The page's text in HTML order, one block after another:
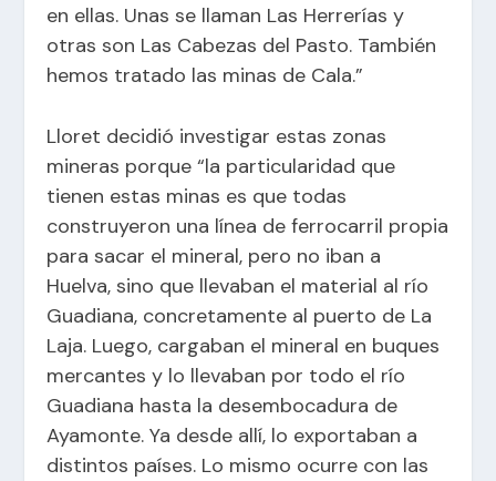
en ellas. Unas se llaman Las Herrerías y
otras son Las Cabezas del Pasto. También
hemos tratado las minas de Cala.”
Lloret decidió investigar estas zonas
mineras porque “la particularidad que
tienen estas minas es que todas
construyeron una línea de ferrocarril propia
para sacar el mineral, pero no iban a
Huelva, sino que llevaban el material al río
Guadiana, concretamente al puerto de La
Laja. Luego, cargaban el mineral en buques
mercantes y lo llevaban por todo el río
Guadiana hasta la desembocadura de
Ayamonte. Ya desde allí, lo exportaban a
distintos países. Lo mismo ocurre con las